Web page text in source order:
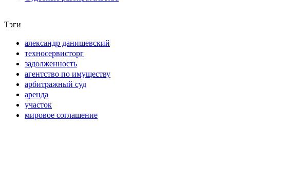
Тэги
александр данишевский
техносервисторг
задолженность
агентство по имуществу
арбитражный суд
аренда
участок
мировое соглашение